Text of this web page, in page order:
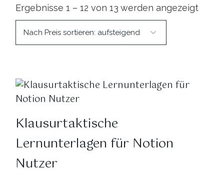
Ergebnisse 1 – 12 von 13 werden angezeigt
Klausurtaktische
Lernunterlagen für Notion
Nutzer